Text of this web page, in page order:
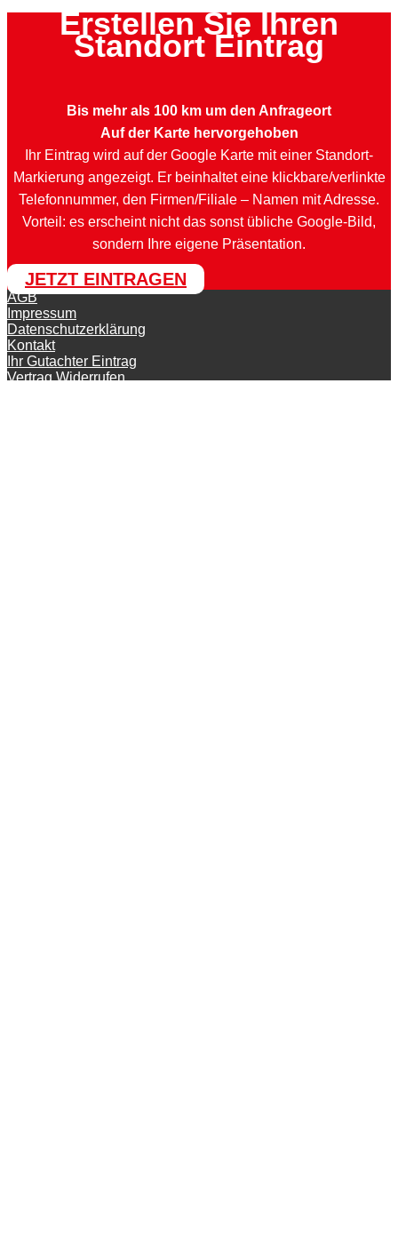
Erstellen Sie Ihren
Standort Eintrag
Bis mehr als 100 km um den Anfrageort
Auf der Karte hervorgehoben
Ihr Eintrag wird auf der Google Karte mit einer Standort-
Markierung angezeigt. Er beinhaltet eine klickbare/verlinkte
Telefonnummer, den Firmen/Filiale – Namen mit Adresse.
Vorteil: es erscheint nicht das sonst übliche Google-Bild,
sondern Ihre eigene Präsentation.
JETZT EINTRAGEN
AGB
Impressum
Datenschutzerklärung
Kontakt
Ihr Gutachter Eintrag
Vertrag Widerrufen